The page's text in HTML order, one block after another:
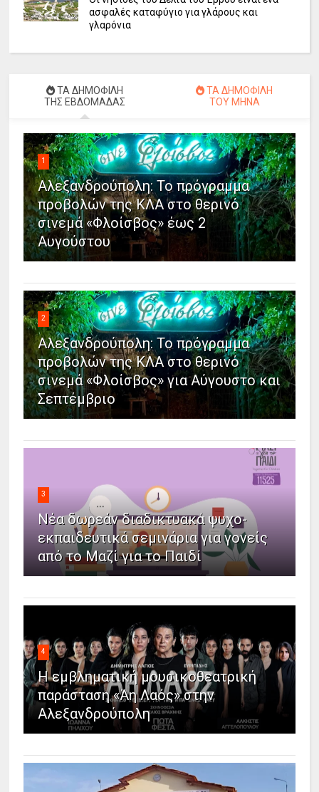
ασφαλές καταφύγιο για γλάρους και
γλαρόνια
ΤΑ ΔΗΜΟΦΙΛΗ
ΤΗΣ ΕΒΔΟΜΑΔΑΣ
ΤΑ ΔΗΜΟΦΙΛΗ
ΤΟΥ ΜΗΝΑ
1
Αλεξανδρούπολη: Το πρόγραμμα
προβολών της ΚΛΑ στο θερινό
σινεμά «Φλοίσβος» έως 2
Αυγούστου
2
Αλεξανδρούπολη: Το πρόγραμμα
προβολών της ΚΛΑ στο θερινό
σινεμά «Φλοίσβος» για Αύγουστο και
Σεπτέμβριο
3
Νέα δωρεάν διαδικτυακά ψυχο-
εκπαιδευτικά σεμινάρια για γονείς
από το Μαζί για το Παιδί
4
Η εμβληματική μουσικοθεατρική
παράσταση «Άη Λαός» στην
Αλεξανδρούπολη